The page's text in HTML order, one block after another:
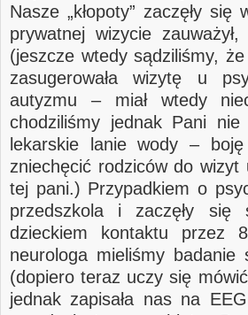
Nasze „kłopoty” zaczęły
prywatnej wizycie
(jeszcze wtedy sądziliśmy,
zasugerowała wizytę u
autyzmu – miał wtedy
chodziliśmy jednak Pani
lekarskie lanie wody –
zniechęcić rodziców do
tej pani.) Przypadkiem o
przedszkola i zaczęły
dzieckiem kontaktu przez
neurologa mieliśmy badanie
(dopiero teraz uczy się
jednak zapisała nas na